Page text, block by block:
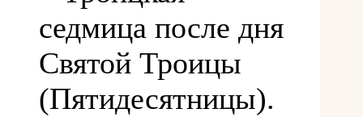
седмица после дня
Святой Троицы
(Пятидесятницы).